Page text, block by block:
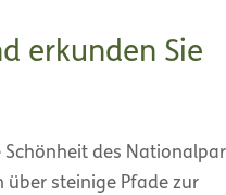
erkunden Sie
des
steinige Pfade zur